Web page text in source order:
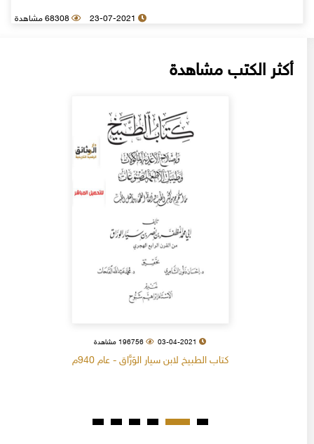
23-07-2021 68308 مشاهدة
أكثر الكتب مشاهدة
03-04-2021 196756 مشاهدة
كتاب الطبيخ لابن سيار الوَرَّاق - عام 940م